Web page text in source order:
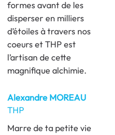
formes avant de les
disperser en milliers
d’étoiles à travers nos
coeurs et THP est
l’artisan de cette
magnifique alchimie.
Alexandre MOREAU
THP
Marre de ta petite vie